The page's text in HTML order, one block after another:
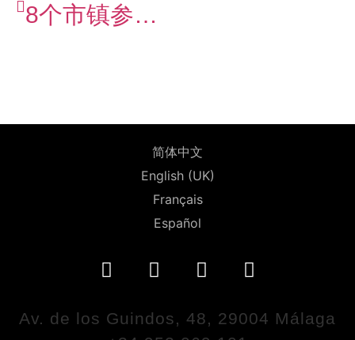
8个市镇参加马拉加电影委员会组织的拍摄管理课程
简体中文
English (UK)
Français
Español
Av. de los Guindos, 48, 29004 Málaga